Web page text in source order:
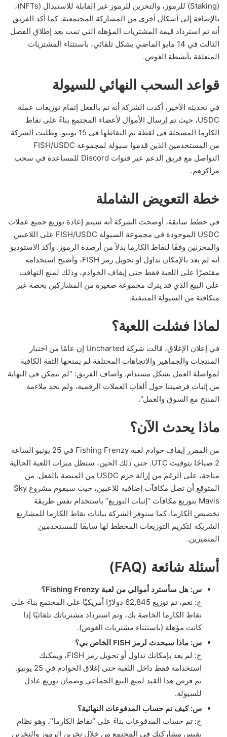
(Staking) للرموز، والتخزين للرموز غير القابلة للاستبدال (NFTs)،
بالإضافة إلى أشكال أخرى من المشاركة المجتمعية. كما أكد الفريق
أنه تم استرداد قيمة المشتريات المؤهلة التي تمت بعد إطلاق الفصل
الثالث في 14 مايو الماضي بشكل تلقائي، باستثناء المشتريات
المتعلقة بأنشطة الغوص.
قواعد السحب النهائي للسيولة
في تحديثه الأخير، أكدت الشركة أنه تم بالفعل إتمام توزيعات عملة
USDC، حيث تم إرسال الأموال لأعضاء المجتمع بناءً على نقاط
الكارما المسجلة في لقطة تم التقاطها في 15 يونيو. وطلبت الشركة
من المستخدمين الذين قدموا سيولة لمجموعة FISH/USDC
التواصل مع فريق الدعم عبر قنوات Discord للمساعدة في سحب
مراكزهم.
خطة التعويض الشاملة
في خطط سابقة، أوضحت الشركة أنه سيتم إعادة توزيع جميع عملات
USDC الموجودة في مجموعة السيولة FISH/USDC على اللاعبين
والمخزنين وفقًا لنقاط الكارما بدلاً من أرصدة الرموز. وأكد الاستوديو
أنه لم يعد بالإمكان تداول أو تحويل رمز FISH، وأصبح استخدامه
مقتصرًا على اللعبة فقط حتى إيقاف الخوادم، وذلك لمنع التهافت
على البيع الذي قد يترك مجموعة صغيرة من المشاركين بحصة غير
متكافئة من السيولة المتبقية.
لماذا فشلت اللعبة؟
في إعلان الإغلاق، قالت شركة Uncharted إن عامًا من اختبار
المنتجات والجماهير والاتجاهات المختلفة لم يمنحها الثقة الكافية
لمواصلة العمل بشكل مستدام. وأضاف الفريق: “لم نتمكن في النهاية
من إثبات فرضيتنا حول ألعاب العملات الرقمية، ولم نجد ملاءمة
المنتج مع السوق والعمل”.
ماذا يحدث الآن؟
من المقرر إيقاف خوادم لعبة Fishing Frenzy في 25 يونيو الساعة
2 صباحًا بتوقيت UTC. حتى ذلك الحين، ستظل ميزات اللعبة الحالية
متاحة، على الرغم من إزالة حزم USDC من المنصة بالفعل. من
المتوقع أن تصل مكافآت إضافية للاعبين، حيث سيقوم مشروع Sky
Mavis بتوزيع مكافآت “إثبات التوزيع” باستخدام نفس طريقة
تخصيص الكارما. كما ستوفر الشركة بيانات نقاط الكارما للمشاريع
الشريكة لتكريم التوزيعات المخطط لها سابقًا للمستخدمين
المتميزين.
أسئلة شائعة (FAQ)
س: هل سأسترد أموالي من لعبة Fishing Frenzy؟
ج: نعم، تم توزيع 62,845 دولارًا أمريكيًا على المجتمع بناءً على
نقاط الكارما الخاصة بك، وتم استرداد مشترياتك تلقائيًا إذا
كانت مؤهلة (باستثناء مشتريات الغوص).
س: ماذا سيحدث لرمز FISH الخاص بي؟
ج: لم يعد بإمكانك تداول أو تحويل رمز FISH، ويمكنك
استخدامه فقط داخل اللعبة حتى إغلاق الخوادم في 25 يونيو.
تم فرض هذا القيد لمنع البيع الجماعي وضمان توزيع عادل
للسيولة.
س: كيف تم حساب المدفوعات النهائية؟
ج: تم حساب المدفوعات بناءً على “نقاط الكارما”، وهو نظام
يقيس مشاركتك في المجتمع من خلال تخزين الرموز والتخزين